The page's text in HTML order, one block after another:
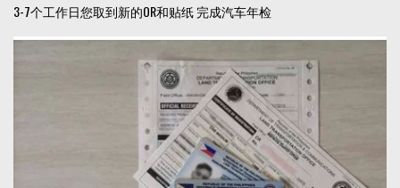
3-7个工作日您取到新的OR和贴纸 完成汽车年检